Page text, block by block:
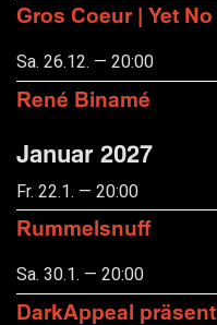
Gros Coeur | Yet No
Sa. 26.12. — 20:00
René Binamé
Januar 2027
Fr. 22.1. — 20:00
Rummelsnuff
Sa. 30.1. — 20:00
DarkAppeal